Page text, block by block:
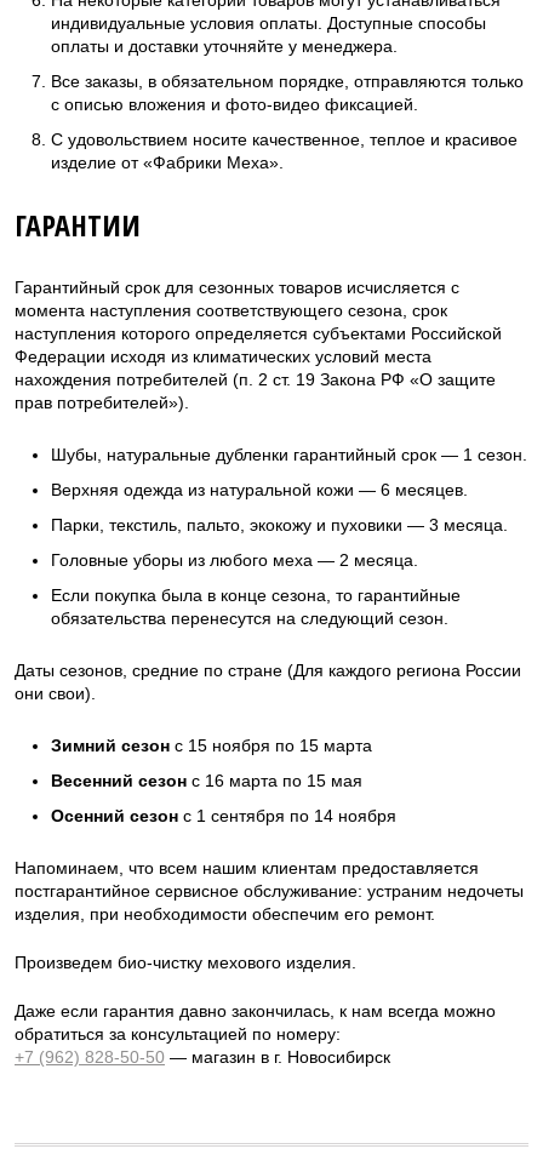
индивидуальные условия оплаты. Доступные способы
оплаты и доставки уточняйте у менеджера.
Все заказы, в обязательном порядке, отправляются только
с описью вложения и фото-видео фиксацией.
С удовольствием носите качественное, теплое и красивое
изделие от «Фабрики Меха».
ГАРАНТИИ
Гарантийный срок для сезонных товаров исчисляется с
момента наступления соответствующего сезона, срок
наступления которого определяется субъектами Российской
Федерации исходя из климатических условий места
нахождения потребителей (п. 2 ст. 19 Закона РФ «О защите
прав потребителей»).
Шубы, натуральные дубленки гарантийный срок — 1 сезон.
Верхняя одежда из натуральной кожи — 6 месяцев.
Парки, текстиль, пальто, экокожу и пуховики — 3 месяца.
Головные уборы из любого меха — 2 месяца.
Если покупка была в конце сезона, то гарантийные
обязательства перенесутся на следующий сезон.
Даты сезонов, средние по стране (Для каждого региона России
они свои).
Зимний сезон с 15 ноября по 15 марта
Весенний сезон с 16 марта по 15 мая
Осенний сезон с 1 сентября по 14 ноября
Напоминаем, что всем нашим клиентам предоставляется
постгарантийное сервисное обслуживание: устраним недочеты
изделия, при необходимости обеспечим его ремонт.
Произведем био-чистку мехового изделия.
Даже если гарантия давно закончилась, к нам всегда можно
обратиться за консультацией по номеру:
+7 (962) 828-50-50 — магазин в г. Новосибирск